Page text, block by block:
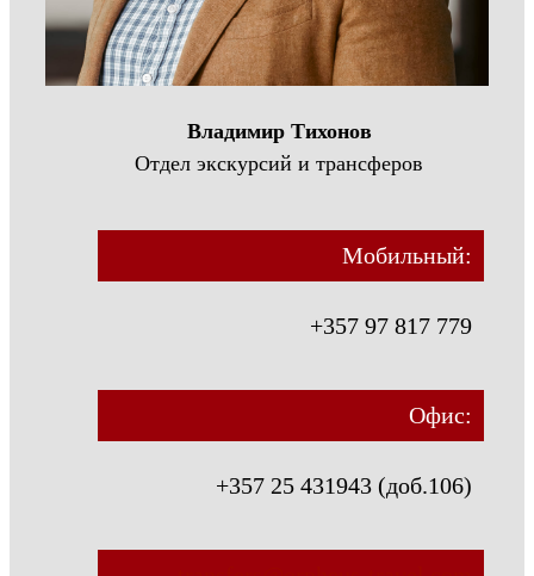
Владимир Тихонов
Отдел экскурсий и трансферов
Мобильный:
+357 97 817 779
Офис:
+357 25 431943 (доб.106)